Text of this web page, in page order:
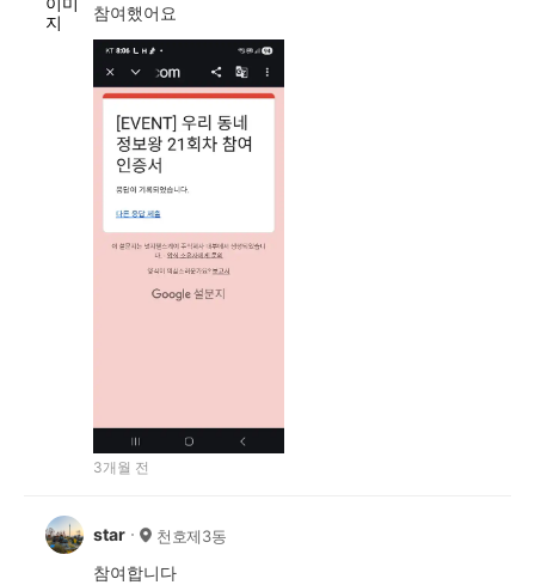
참여했어요
3개월 전
star 천호제3동
참여합니다